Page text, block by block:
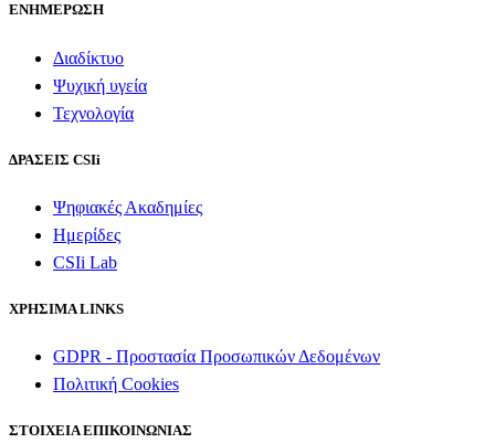
ΕΝΗΜΕΡΩΣΗ
Διαδίκτυο
Ψυχική υγεία
Τεχνολογία
ΔΡΑΣΕΙΣ CSIi
Ψηφιακές Ακαδημίες
Ημερίδες
CSIi Lab
ΧΡΗΣΙΜΑ LINKS
GDPR - Προστασία Προσωπικών Δεδομένων
Πολιτική Cookies
ΣΤΟΙΧΕΙΑ ΕΠΙΚΟΙΝΩΝΙΑΣ